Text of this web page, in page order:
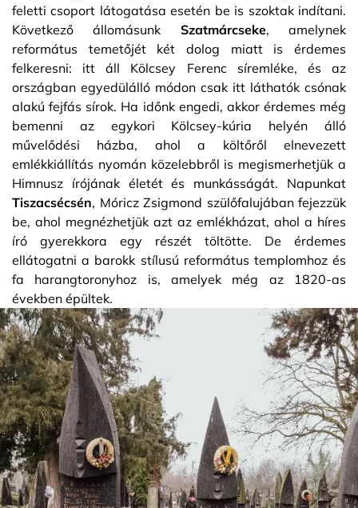
feletti csoport látogatása esetén be is szoktak indítani.
Következő állomásunk Szatmárcseke, amelynek
református temetőjét két dolog miatt is érdemes
felkeresni: itt áll Kölcsey Ferenc síremléke, és az
országban egyedülálló módon csak itt láthatók csónak
alakú fejfás sírok. Ha időnk engedi, akkor érdemes még
bemenni az egykori Kölcsey-kúria helyén álló
művelődési házba, ahol a költőről elnevezett
emlékkiállítás nyomán közelebbről is megismerhetjük a
Himnusz írójának életét és munkásságát. Napunkat
Tiszacsécsén, Móricz Zsigmond szülőfalujában fejezzük
be, ahol megnézhetjük azt az emlékházat, ahol a híres
író gyerekkora egy részét töltötte. De érdemes
ellátogatni a barokk stílusú református templomhoz és
fa harangtoronyhoz is, amelyek még az 1820-as
években épültek.